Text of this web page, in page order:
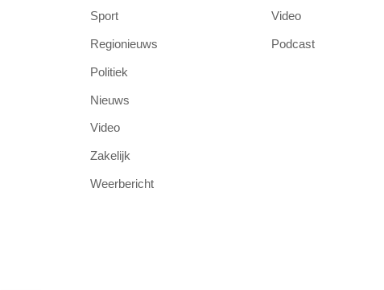
Sport
Regionieuws
Politiek
Nieuws
Video
Zakelijk
Weerbericht
Video
Podcast